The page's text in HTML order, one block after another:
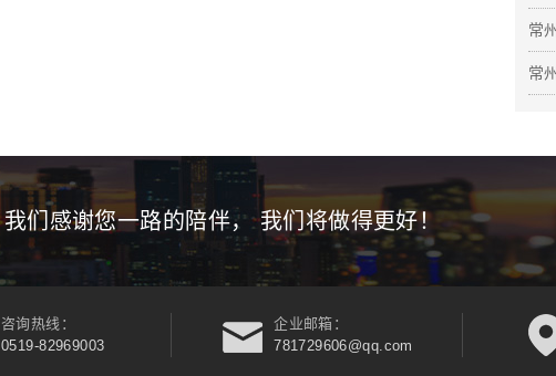
我们感谢您一路的陪伴， 我们将做得更好！
咨询热线：
0519-82969003
企业邮箱：
781729606@qq.com